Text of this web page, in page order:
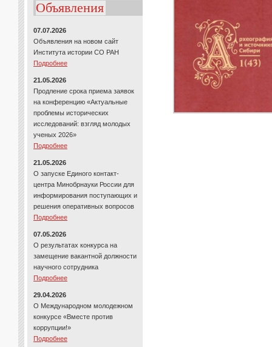
Объявления
07.07.2026
Объявления на новом сайт
Института истории СО РАН
Подробнее
21.05.2026
Продление срока приема заявок
на конференцию «Актуальные
проблемы исторических
исследований: взгляд молодых
ученых 2026»
Подробнее
21.05.2026
О запуске Единого контакт-
центра Минобрнауки России для
информирования поступающих и
решения оперативных вопросов
Подробнее
07.05.2026
О результатах конкурса на
замещение вакантной должности
научного сотрудника
Подробнее
29.04.2026
О Международном молодежном
конкурсе «Вместе против
коррупции!»
Подробнее